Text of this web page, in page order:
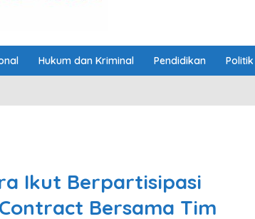
Hukum dan Kriminal Pendidikan Politik
Ikut Berpartisipasi
Bersama Tim